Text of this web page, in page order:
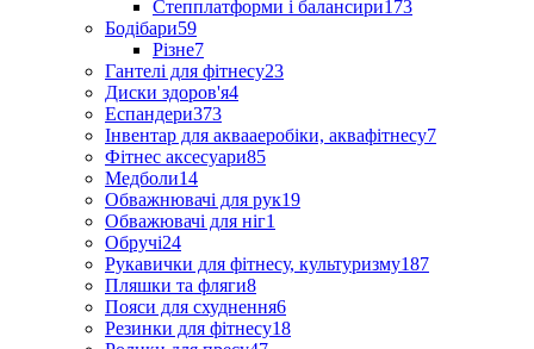
Степплатформи і балансири173
Бодібари59
Різне7
Гантелі для фітнесу23
Диски здоров'я4
Еспандери373
Інвентар для аквааеробіки, аквафітнесу7
Фітнес аксесуари85
Медболи14
Обважнювачі для рук19
Обважювачі для ніг1
Обручі24
Рукавички для фітнесу, культуризму187
Пляшки та фляги8
Пояси для схуднення6
Резинки для фітнесу18